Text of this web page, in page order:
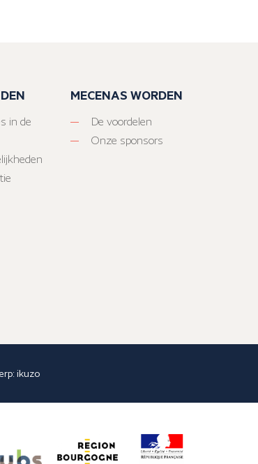
in de
MECENAS WORDEN
De voordelen
Onze sponsors
ikuzo